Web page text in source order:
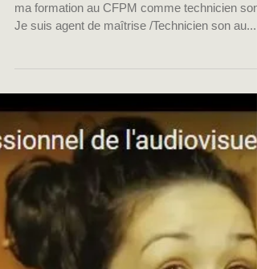
2 févr. 2023
1 min de lecture
Kientz, Technicien son
à l'agence culturelle
du Grand Est
Je vous donne un peu de mes nouvelles suite à
ma formation au CFPM comme technicien son.
Je suis agent de maîtrise /Technicien son au...